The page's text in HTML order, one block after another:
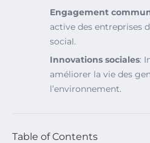
Engagement
active des entreprises
social.
Innovations sociales:
améliorer la vie des
l’environnement.
Table of Contents